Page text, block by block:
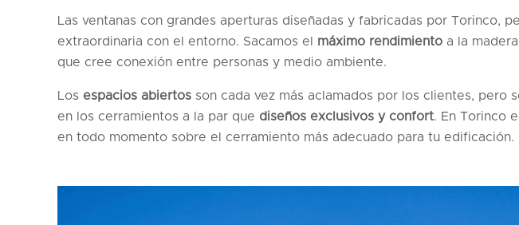
Las ventanas con grandes aperturas diseñadas y fabricadas por Torinco,
extraordinaria con el entorno. Sacamos el máximo rendimiento a la
que cree conexión entre personas y medio ambiente.
Los espacios abiertos son cada vez más aclamados por los clientes, pero
en los cerramientos a la par que diseños exclusivos y confort. En Torinco
en todo momento sobre el cerramiento más adecuado para tu edificación.